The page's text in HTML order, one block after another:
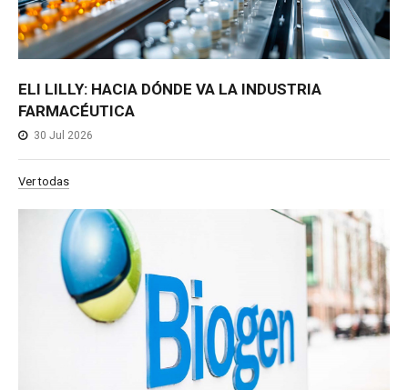
ELI LILLY: HACIA DÓNDE VA LA INDUSTRIA
FARMACÉUTICA
30 Jul 2026
Ver todas